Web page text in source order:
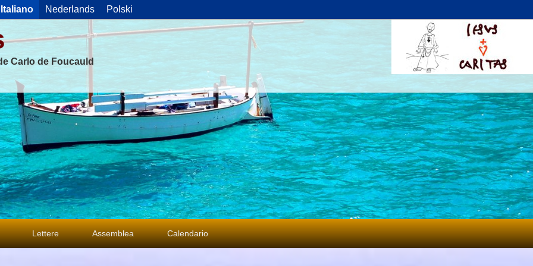
Italiano Nederlands Polski
Carlo de Foucauld
Lettere Assemblea Calendario